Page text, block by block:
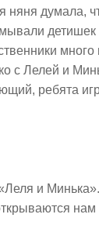
няня думала,
много
с Лелей и
ребята
и